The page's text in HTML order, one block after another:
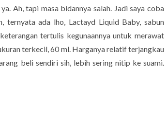
Ah, tapi masa bidannya salah. Jadi saya coba
ada lho, Lactayd Liquid Baby, sabun
tertulis kegunaannya untuk merawat
terkecil, 60 ml. Harganya relatif terjangkau
beli sendiri sih, lebih sering nitip ke suami.